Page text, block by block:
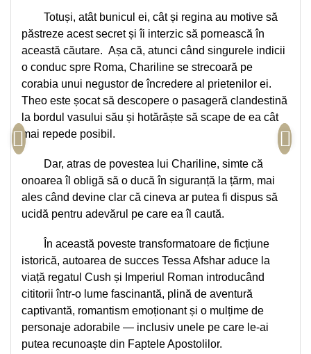
Teologie
A doua venire
Apologetica
Dogmatica
Istoria Bisericii
Misiune
Viata crestina
Contemporaneitate
Devotional
Diverse
Lupta Spirituala
Schimbarea caracterului
Suferinta
Viata din belsug
Viata de zi cu zi
Despre afaceri
Dezvoltare personala
Totuși, atât bunicul ei, cât și regina au motive să
păstreze acest secret și îi interzic să pornească în
această căutare. Așa că, atunci când singurele indicii
o conduc spre Roma, Chariline se strecoară pe
corabia unui negustor de încredere al prietenilor ei.
Theo este șocat să descopere o pasageră clandestină
la bordul vasului său și hotărăște să scape de ea cât
mai repede posibil.
Dar, atras de povestea lui Chariline, simte că
onoarea îl obligă să o ducă în siguranță la țărm, mai
ales când devine clar că cineva ar putea fi dispus să
ucidă pentru adevărul pe care ea îl caută.
În această poveste transformatoare de ficțiune
istorică, autoarea de succes Tessa Afshar aduce la
viață regatul Cush și Imperiul Roman introducând
cititorii într-o lume fascinantă, plină de aventură
captivantă, romantism emoționant și o mulțime de
personaje adorabile — inclusiv unele pe care le-ai
putea recunoaște din Faptele Apostolilor.